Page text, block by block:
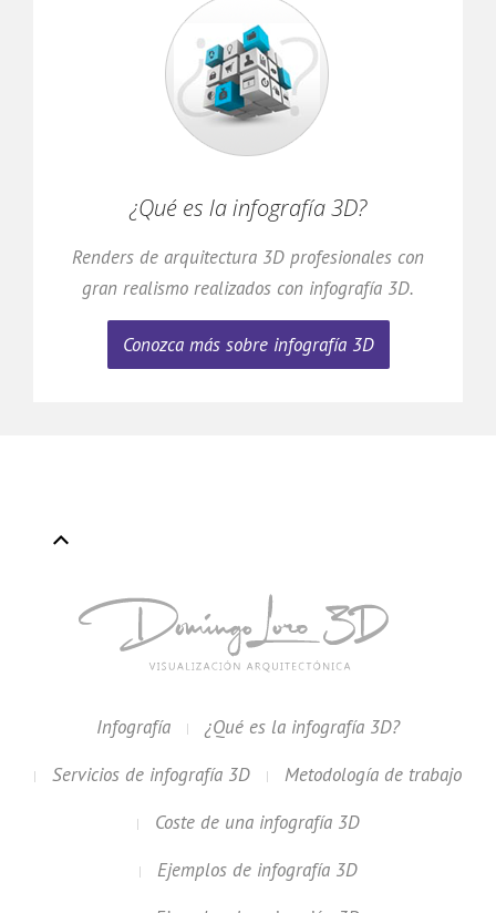
¿Qué es la infografía 3D?
Renders de arquitectura 3D profesionales con
gran realismo realizados con infografía 3D.
Conozca más sobre infografía 3D
Infografía
¿Qué es la infografía 3D?
Servicios de infografía 3D
Metodología de trabajo
Coste de una infografía 3D
Ejemplos de infografía 3D